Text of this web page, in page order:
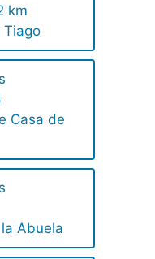
km
Tiago
Casa de
Abuela